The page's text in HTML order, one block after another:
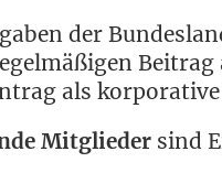
der
als
Mit­glie­der sind